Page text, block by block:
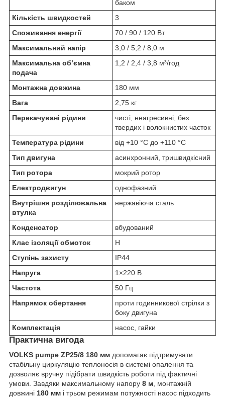
баком
Кількість швидкостей
3
Споживання енергії
70 / 90 / 120 Вт
Максимальний напір
3,0 / 5,2 / 8,0 м
Максимальна об’ємна
подача
1,2 / 2,4 / 3,8 м³/год
Монтажна довжина
180 мм
Вага
2,75 кг
Перекачувані рідини
чисті, неагресивні, без
твердих і волокнистих часток
Температура рідини
від +10 °C до +110 °C
Тип двигуна
асинхронний, тришвидкісний
Тип ротора
мокрий ротор
Електродвигун
однофазний
Внутрішня розділювальна
втулка
нержавіюча сталь
Конденсатор
вбудований
Клас ізоляції обмоток
H
Ступінь захисту
IP44
Напруга
1×220 В
Частота
50 Гц
Напрямок обертання
проти годинникової стрілки з
боку двигуна
Комплектація
насос, гайки
Практична вигода
VOLKS pumpe ZP25/8 180 мм допомагає підтримувати
стабільну циркуляцію теплоносія в системі опалення та
дозволяє вручну підібрати швидкість роботи під фактичні
умови. Завдяки максимальному напору 8 м, монтажній
довжині 180 мм і трьом режимам потужності насос підходить